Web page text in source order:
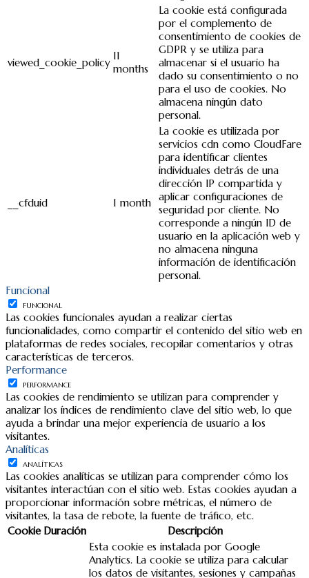
viewed_cookie_policy
11
months
La cookie está configurada
por el complemento de
consentimiento de cookies de
GDPR y se utiliza para
almacenar si el usuario ha
dado su consentimiento o no
para el uso de cookies. No
almacena ningún dato
personal.
__cfduid 1 month
La cookie es utilizada por
servicios cdn como CloudFare
para identificar clientes
individuales detrás de una
dirección IP compartida y
aplicar configuraciones de
seguridad por cliente. No
corresponde a ningún ID de
usuario en la aplicación web y
no almacena ninguna
información de identificación
personal.
Funcional
FUNCIONAL
Las cookies funcionales ayudan a realizar ciertas
funcionalidades, como compartir el contenido del sitio web en
plataformas de redes sociales, recopilar comentarios y otras
características de terceros.
Performance
PERFORMANCE
Las cookies de rendimiento se utilizan para comprender y
analizar los índices de rendimiento clave del sitio web, lo que
ayuda a brindar una mejor experiencia de usuario a los
visitantes.
Analíticas
ANALÍTICAS
Las cookies analíticas se utilizan para comprender cómo los
visitantes interactúan con el sitio web. Estas cookies ayudan a
proporcionar información sobre métricas, el número de
visitantes, la tasa de rebote, la fuente de tráfico, etc.
Cookie Duración
Descripción
Esta cookie es instalada por Google
Analytics. La cookie se utiliza para calcular
los datos de visitantes, sesiones y campañas